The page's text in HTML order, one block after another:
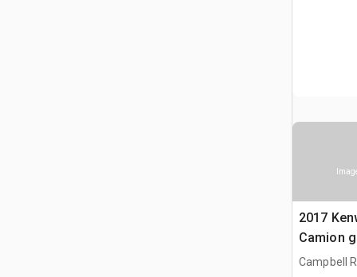
2017
Camion
Campbell